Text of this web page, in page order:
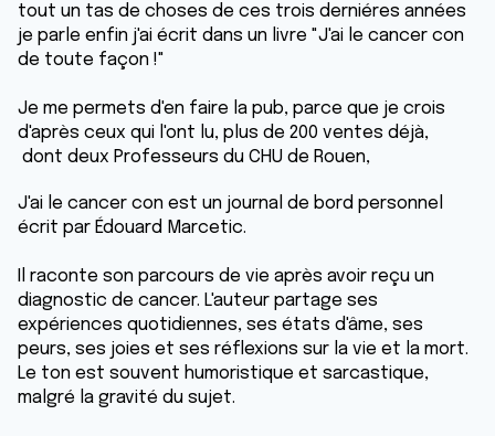
tout un tas de choses de ces trois derniéres années
je parle enfin j'ai écrit dans un livre "J'ai le cancer con
de toute façon !"
Je me permets d'en faire la pub, parce que je crois
d'après ceux qui l'ont lu, plus de 200 ventes déjà,
dont deux Professeurs du CHU de Rouen,
J'ai le cancer con est un journal de bord personnel
écrit par Édouard Marcetic.
Il raconte son parcours de vie après avoir reçu un
diagnostic de cancer. L'auteur partage ses
expériences quotidiennes, ses états d'âme, ses
peurs, ses joies et ses réflexions sur la vie et la mort.
Le ton est souvent humoristique et sarcastique,
malgré la gravité du sujet.